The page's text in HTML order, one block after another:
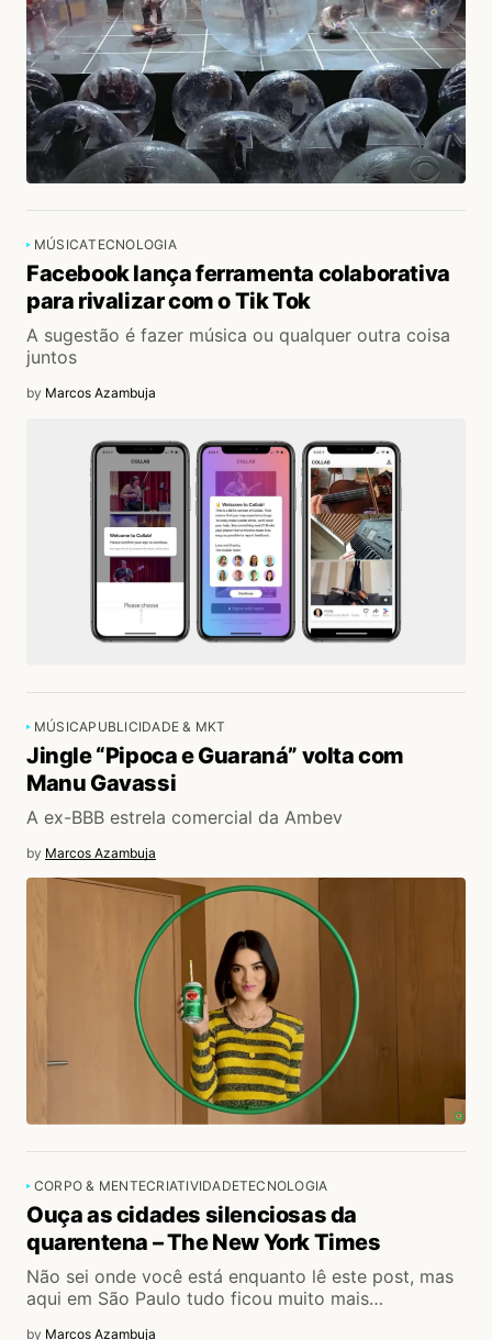
MÚSICATECNOLOGIA
Facebook lança ferramenta colaborativa
para rivalizar com o Tik Tok
A sugestão é fazer música ou qualquer outra coisa
juntos
by Marcos Azambuja
MÚSICAPUBLICIDADE & MKT
Jingle “Pipoca e Guaraná” volta com
Manu Gavassi
A ex-BBB estrela comercial da Ambev
by Marcos Azambuja
CORPO & MENTECRIATIVIDADETECNOLOGIA
Ouça as cidades silenciosas da
quarentena – The New York Times
Não sei onde você está enquanto lê este post, mas
aqui em São Paulo tudo ficou muito mais…
by Marcos Azambuja